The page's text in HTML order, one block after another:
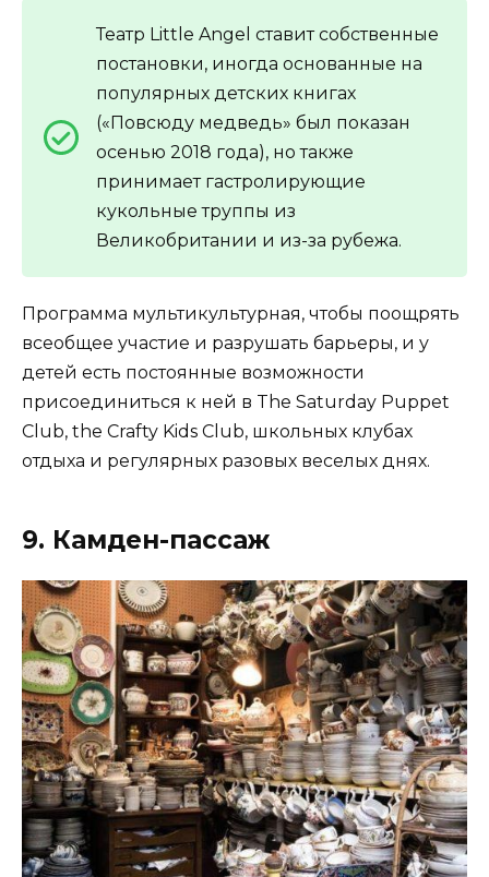
Театр Little Angel ставит собственные
постановки, иногда основанные на
популярных детских книгах
(«Повсюду медведь» был показан
осенью 2018 года), но также
принимает гастролирующие
кукольные труппы из
Великобритании и из-за рубежа.
Программа мультикультурная, чтобы поощрять
всеобщее участие и разрушать барьеры, и у
детей есть постоянные возможности
присоединиться к ней в The Saturday Puppet
Club, the Crafty Kids Club, школьных клубах
отдыха и регулярных разовых веселых днях.
9. Камден-пассаж